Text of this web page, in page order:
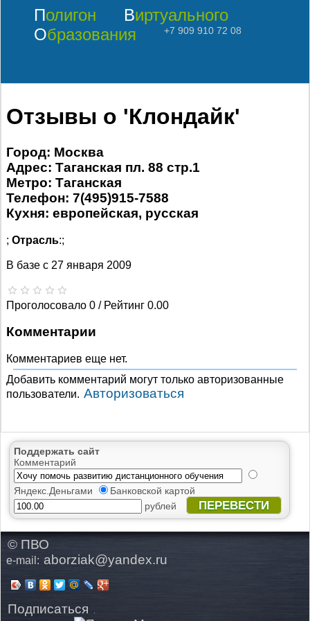
Полигон
Виртуального
Образования
+7 909 910 72 08
Отзывы о 'Клондайк'
Город: Москва
Адрес: Таганская пл. 88 стр.1
Метро: Таганская
Телефон: 7(495)915-7588
Кухня: европейская, русская
; Отрасль:;
В базе с 27 января 2009
Проголосовало 0 / Рейтинг 0.00
Комментарии
Комментариев еще нет.
Добавить комментарий могут только авторизованные
пользователи. Авторизоваться
Поддержать сайт
Комментарий
Яндекс.Деньгами
Банковской картой
рублей
ПЕРЕВЕСТИ
© ПВО
e-mail: aborziak@yandex.ru
Подписаться